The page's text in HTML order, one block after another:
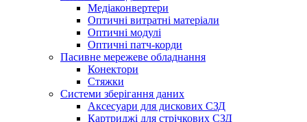
Медіаконвертери
Оптичні витратні матеріали
Оптичні модулі
Оптичні патч-корди
Пасивне мережеве обладнання
Конектори
Стяжки
Системи зберігання даних
Аксесуари для дискових СЗД
Картриджі для стрічкових СЗД